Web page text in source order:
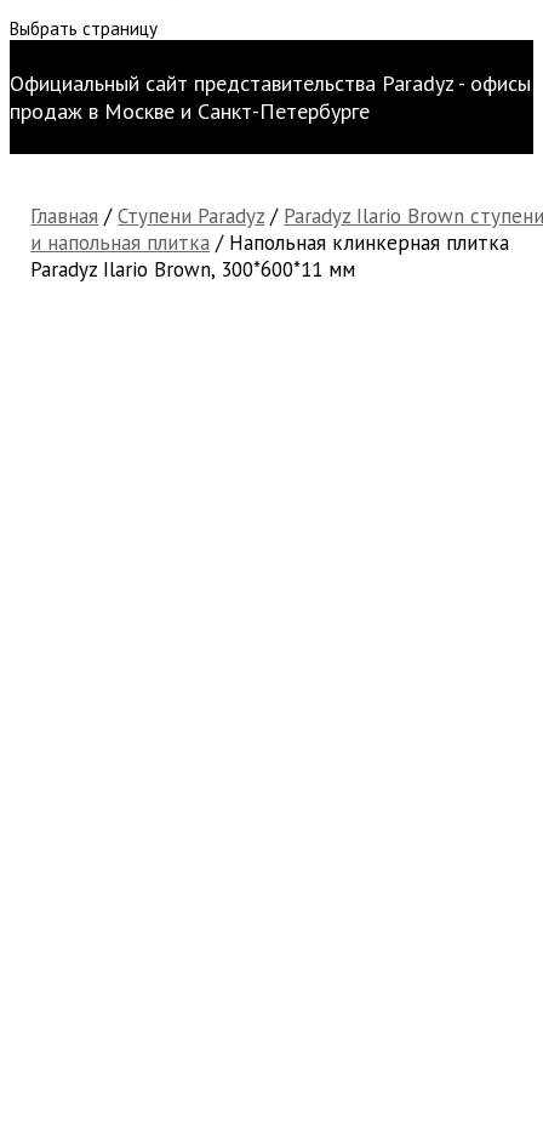
Выбрать страницу
Официальный сайт представительства Paradyz - офисы
продаж в Москве и Санкт-Петербурге
Главная /Ступени Paradyz / Paradyz Ilario Brown
и напольная плитка / Напольная клинкерная плитка
Paradyz Ilario Brown, 300*600*11 мм